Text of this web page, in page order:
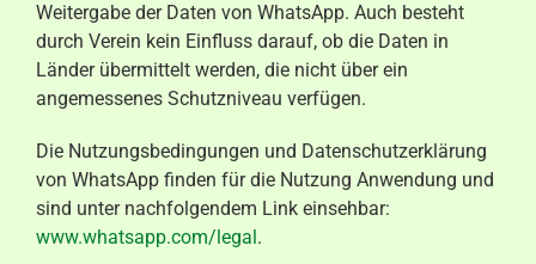
Weitergabe der Daten von WhatsApp. Auch besteht
durch Verein kein Einfluss darauf, ob die Daten in
Länder übermittelt werden, die nicht über ein
angemessenes Schutzniveau verfügen.
Die Nutzungsbedingungen und Datenschutzerklärung
von WhatsApp finden für die Nutzung Anwendung und
sind unter nachfolgendem Link einsehbar:
www.whatsapp.com/legal.